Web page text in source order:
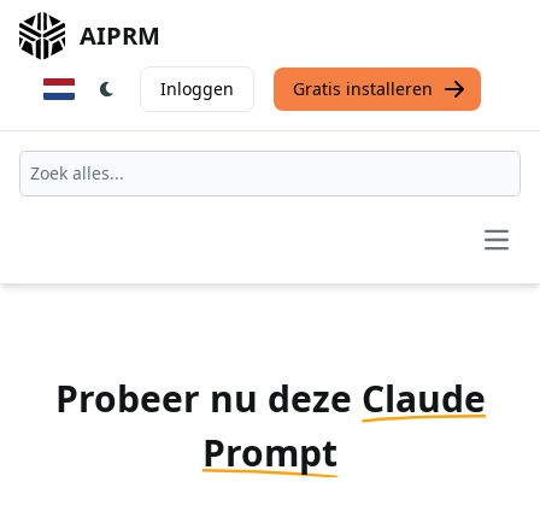
AIPRM
Inloggen Gratis installeren
Probeer nu deze Claude
Prompt